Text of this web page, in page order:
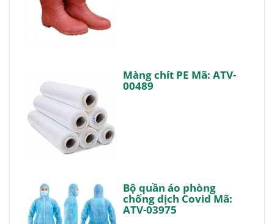
Màng chít PE Mã: ATV-
00489
Bộ quần áo phòng
chống dịch Covid Mã:
ATV-03975